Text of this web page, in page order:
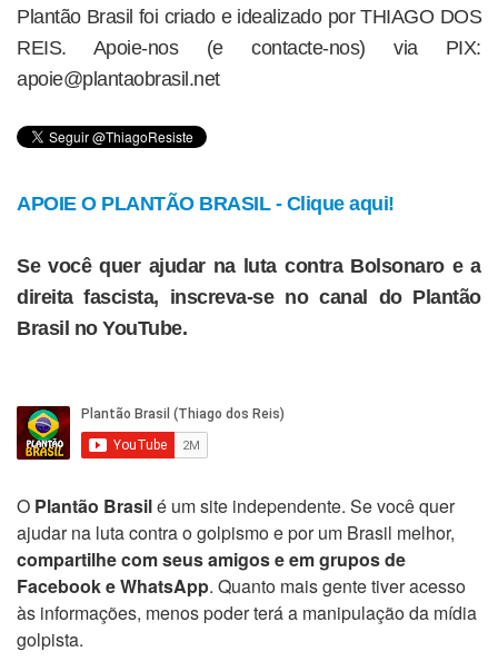
Plantão Brasil foi criado e idealizado por THIAGO DOS
REIS. Apoie-nos (e contacte-nos) via PIX:
apoie@plantaobrasil.net
APOIE O PLANTÃO BRASIL - Clique aqui!
Se você quer ajudar na luta contra Bolsonaro e a
direita fascista, inscreva-se no canal do Plantão
Brasil no YouTube.
O Plantão Brasilé um site independente. Se você quer
ajudar na luta contra o golpismo e por um Brasil melhor,
compartilhe com seus amigos e em grupos de
Facebook e WhatsApp. Quanto mais gente tiver acesso
às informações, menos poder terá a manipulação da mídia
golpista.